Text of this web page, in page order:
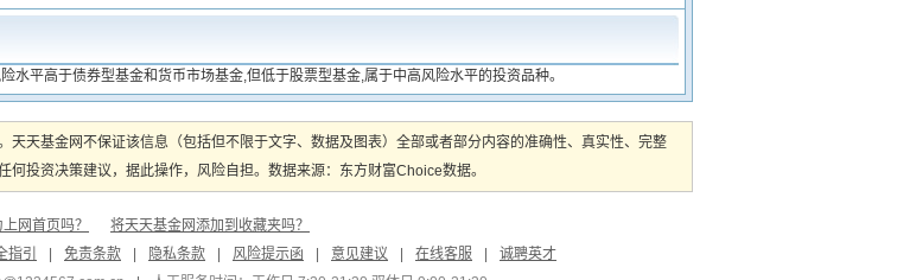
水平高于债券型基金和货币市场基金,但低于股票型基金,属于中高风险水平的投资品种。
天基金网不保证该信息（包括但不限于文字、数据及图表）全部或者部分内容的准确性、真实性、完整
投资决策建议，据此操作，风险自担。数据来源：东方财富Choice数据。
网首页吗？
将天天基金网添加到收藏夹吗？
指引 免责条款 隐私条款 风险提示函 意见建议 在线客服
诚聘英才